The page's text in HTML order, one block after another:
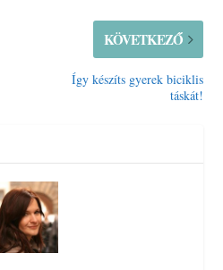
KÖVETKEZŐ
Így készíts gyerek biciklis
táskát!